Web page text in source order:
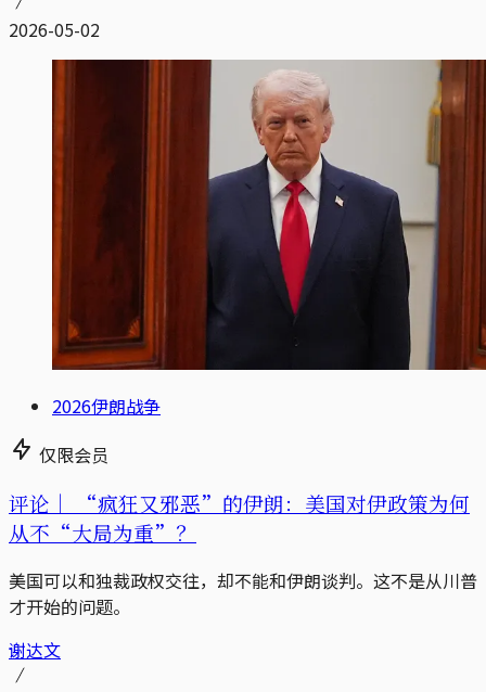
2026-05-02
2026伊朗战争
仅限会员
评论｜
“疯狂又邪恶”的伊朗：美国对伊政策为何
从不“大局为重”？
美国可以和独裁政权交往，却不能和伊朗谈判。这不是从川普
才开始的问题。
谢达文